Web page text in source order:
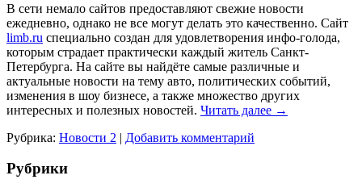
В сети немало сайтов предоставляют свежие новости
ежедневно, однако не все могут делать это качественно. Сайт
limb.ru специально создан для удовлетворения инфо-голода,
которым страдает практически каждый житель Санкт-
Петербурга. На сайте вы найдёте самые различные и
актуальные новости на тему авто, политических событий,
изменения в шоу бизнесе, а также множество других
интересных и полезных новостей. Читать далее →
Рубрика: Новости 2 | Добавить комментарий
Рубрики